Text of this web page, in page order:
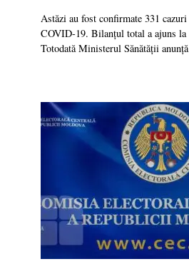
Astăzi au fost confirmate 331
COVID-19. Bilanțul total a ajuns la
Totodată Ministerul Sănătății